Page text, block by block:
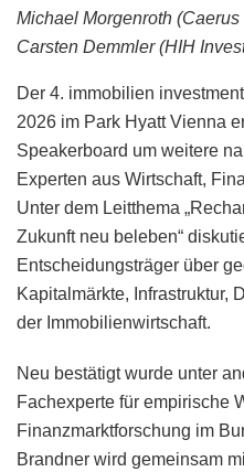
Michael Morgenroth
Carsten Demmler (HIH
Der 4. immobilien
2026 im Park Hyatt Vienna
Speakerboard um weitere
Experten aus Wirtschaft,
Unter dem Leitthema
Zukunft neu beleben“
Entscheidungsträger über
Kapitalmärkte, Infrastruktur,
der Immobilienwirtschaft.
Neu bestätigt wurde unter
Fachexperte für empirische
Finanzmarktforschung im
Brandner wird gemeinsam